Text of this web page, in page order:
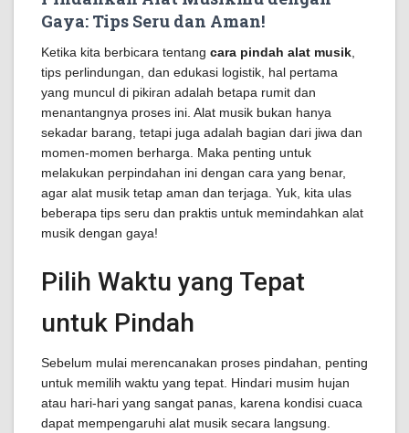
Gaya: Tips Seru dan Aman!
Ketika kita berbicara tentang cara pindah alat musik
tips perlindungan, dan edukasi logistik, hal pertama
yang muncul di pikiran adalah betapa rumit dan
menantangnya proses ini. Alat musik bukan hanya
sekadar barang, tetapi juga adalah bagian dari jiwa dan
momen-momen berharga. Maka penting untuk
melakukan perpindahan ini dengan cara yang benar,
agar alat musik tetap aman dan terjaga. Yuk, kita ulas
beberapa tips seru dan praktis untuk memindahkan alat
musik dengan gaya!
Pilih Waktu yang Tepat
untuk Pindah
Sebelum mulai merencanakan proses pindahan, penting
untuk memilih waktu yang tepat. Hindari musim hujan
atau hari-hari yang sangat panas, karena kondisi cuaca
dapat mempengaruhi alat musik secara langsung.